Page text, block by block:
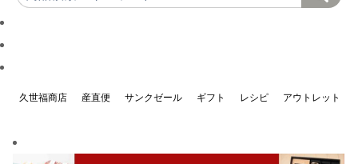
久世福商店 産直便 サンクゼール ギフト レシピ アウトレット